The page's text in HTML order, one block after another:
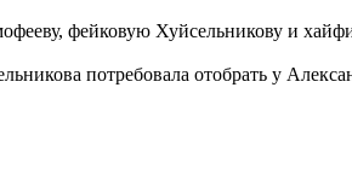
фейковую Хуйсельникову и
потребовала отобрать у